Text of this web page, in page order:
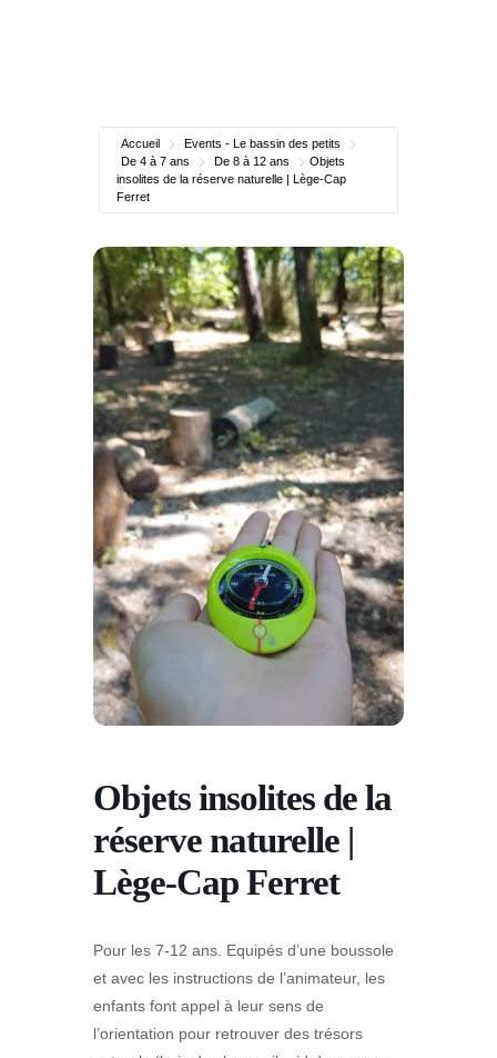
Accueil
Events - Le bassin des petits
De 4 à 7 ans
De 8 à 12 ans
Objets
insolites de la réserve naturelle | Lège-Cap
Ferret
Objets insolites de la
réserve naturelle |
Lège-Cap Ferret
Pour les 7-12 ans. Equipés d’une boussole
et avec les instructions de l’animateur, les
enfants font appel à leur sens de
l’orientation pour retrouver des trésors